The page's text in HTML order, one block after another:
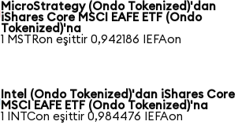
MicroStrategy (Ondo Tokenized)'dan
iShares Core MSCI EAFE ETF (Ondo
Tokenized)'na
1 MSTRon eşittir 0,942186 IEFAon
Intel (Ondo Tokenized)'dan iShares Core
MSCI EAFE ETF (Ondo Tokenized)'na
1 INTCon eşittir 0,984476 IEFAon